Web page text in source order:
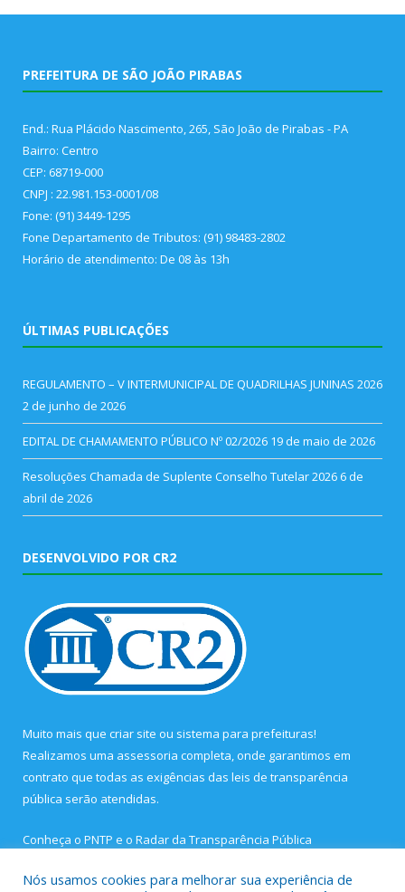
PREFEITURA DE SÃO JOÃO PIRABAS
End.: Rua Plácido Nascimento, 265, São João de Pirabas - PA
Bairro: Centro
CEP: 68719-000
CNPJ : 22.981.153-0001/08
Fone: (91) 3449-1295
Fone Departamento de Tributos: (91) 98483-2802
Horário de atendimento: De 08 às 13h
ÚLTIMAS PUBLICAÇÕES
REGULAMENTO – V INTERMUNICIPAL DE QUADRILHAS JUNINAS 2026
2 de junho de 2026
EDITAL DE CHAMAMENTO PÚBLICO Nº 02/2026 19 de maio de 2026
Resoluções Chamada de Suplente Conselho Tutelar 2026 6 de
abril de 2026
DESENVOLVIDO POR CR2
Muito mais que criar site ou sistema para prefeituras!
Realizamos uma assessoria completa, onde garantimos em
contrato que todas as exigências das leis de transparência
pública serão atendidas.
Conheça o PNTP e o Radar da Transparência Pública
Nós usamos cookies para melhorar sua experiência de